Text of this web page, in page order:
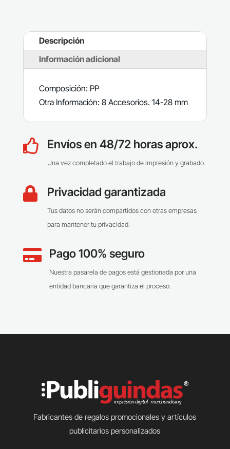
Descripción
Información adicional
Composición: PP
Otra Información: 8 Accesorios. 14-28 mm
 Envíos en 48/72 horas aprox.
Una vez completado el trabajo de impresión y grabado.
 Privacidad garantizada
Tus datos no serán compartidos con otras empresas
para mantener tu privacidad.
 Pago 100% seguro
Nuestra pasarela de pagos está gestionada por una
entidad bancaria que garantiza el proceso.
Fabricantes de regalos promocionales y artículos
publicitarios personalizados